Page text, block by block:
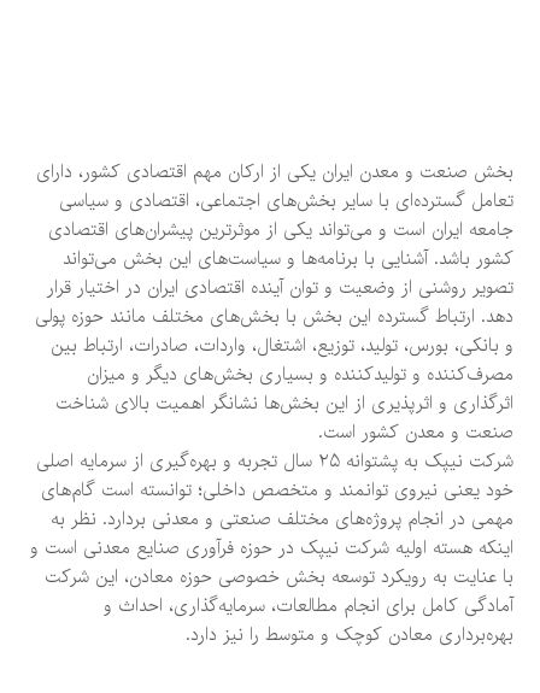
بخش صنعت و معدن ایران یکی از ارکان مهم اقتصادی کشور، دارای
تعامل گسترده‌ای با سایر بخش‌های اجتماعی، اقتصادی و سیاسی
جامعه ایران است و می‌تواند یکی از موثرترین پیشران‌های اقتصادی
کشور باشد. آشنایی با برنامه‌ها و سیاست‌های این بخش می‌تواند
تصویر روشنی از وضعیت و توان آینده اقتصادی ایران در اختیار قرار
دهد. ارتباط گسترده این بخش با بخش‌های مختلف مانند حوزه پولی
و بانکی، بورس، تولید، توزیع، اشتغال، واردات، صادرات، ارتباط بین
مصرف‌کننده و تولید‌کننده و بسیاری بخش‌های دیگر و میزان
اثرگذاری و اثرپذیری از این بخش‌ها نشانگر اهمیت بالای شناخت
صنعت و معدن کشور است.
شرکت نیپک به پشتوانه ۲۵ سال تجربه و بهره‌گیری از سرمایه اصلی
خود یعنی نیروی توانمند و متخصص داخلی؛ توانسته است گام‌های
مهمی در انجام پروژه‌های مختلف صنعتی و معدنی بردارد. نظر به
اینکه هسته اولیه شرکت نیپک در حوزه فرآوری صنایع معدنی است و
با عنایت به رویکرد توسعه بخش خصوصی حوزه معادن، این شرکت
آمادگی کامل برای انجام مطالعات، سرمایه‌گذاری، احداث و
بهره‌برداری معادن کوچک و متوسط را نیز دارد.